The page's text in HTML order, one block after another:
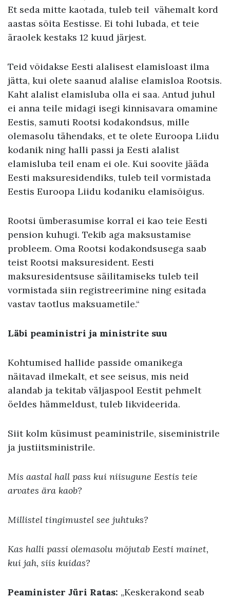
Et seda mitte kaotada, tuleb teil vähemalt kord
aastas sõita Eestisse. Ei tohi lubada, et teie
äraolek kestaks 12 kuud järjest.
Teid võidakse Eesti alalisest elamisloast ilma
jätta, kui olete saanud alalise elamisloa Rootsis.
Kaht alalist elamisluba olla ei saa. Antud juhul
ei anna teile midagi isegi kinnisavara omamine
Eestis, samuti Rootsi kodakondsus, mille
olemasolu tähendaks, et te olete Euroopa Liidu
kodanik ning halli passi ja Eesti alalist
elamisluba teil enam ei ole. Kui soovite jääda
Eesti maksuresidendiks, tuleb teil vormistada
Eestis Euroopa Liidu kodaniku elamisõigus.
Rootsi ümberasumise korral ei kao teie Eesti
pension kuhugi. Tekib aga maksustamise
probleem. Oma Rootsi kodakondsusega saab
teist Rootsi maksuresident. Eesti
maksuresidentsuse säilitamiseks tuleb teil
vormistada siin registreerimine ning esitada
vastav taotlus maksuametile.“
Läbi peaministri ja ministrite suu
Kohtumised hallide passide omanikega
näitavad ilmekalt, et see seisus, mis neid
alandab ja tekitab väljaspool Eestit pehmelt
öeldes hämmeldust, tuleb likvideerida.
Siit kolm küsimust peaministrile, siseministrile
ja justiitsministrile.
Mis aastal hall pass kui niisugune Eestis teie
arvates ära kaob?
Millistel tingimustel see juhtuks?
Kas halli passi olemasolu mõjutab Eesti mainet,
kui jah, siis kuidas?
Peaminister Jüri Ratas: „Keskerakond seab